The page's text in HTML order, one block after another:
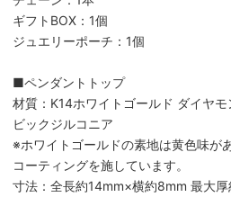
ギフトBOX：1個
ジュエリーポーチ：1個
■ペンダントトップ
材質：K14ホワイトゴールド ダイヤ
ビックジルコニア
※ホワイトゴールドの素地は黄色味が
コーティングを施しています。
寸法：全長約14mm×横約8mm 最大